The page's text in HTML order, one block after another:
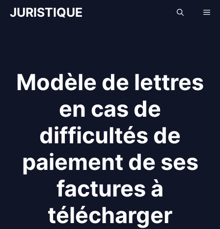
AllerJURISTIQUE
Modèle de lettres
en cas de
difficultés de
paiement de ses
factures à
télécharger